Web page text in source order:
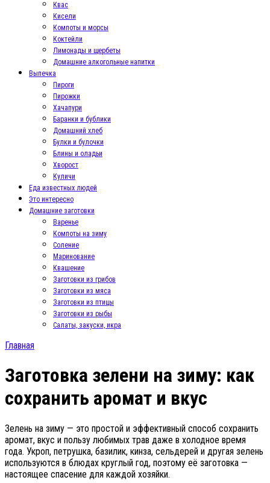
Квас
Кисели
Компоты и морсы
Коктейли
Лимонады и щербеты
Домашние алкогольные напитки
Выпечка
Пироги
Пирожки
Хачапури
Баранки и бублики
Домашний хлеб
Булки и булочки
Блины и оладьи
Хворост
Куличи
Еда известных людей
Это интересно
Домашние заготовки
Варенье
Компоты на зиму
Соление
Маринование
Квашение
Заготовки из грибов
Заготовки из мяса
Заготовки из птицы
Заготовки из рыбы
Салаты, закуски, икра
Главная
Заготовка зелени на зиму: как
сохранить аромат и вкус
Зелень на зиму — это простой и эффективный способ сохранить
аромат, вкус и пользу любимых трав даже в холодное время
года. Укроп, петрушка, базилик, кинза, сельдерей и другая зелень
используются в блюдах круглый год, поэтому её заготовка —
настоящее спасение для каждой хозяйки.